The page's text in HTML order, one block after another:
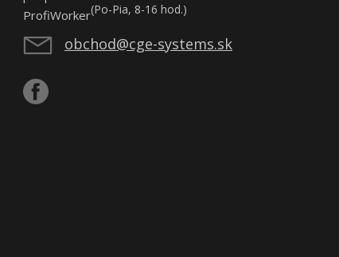
(Po-Pia, 8-16 hod.)
obchod@cge-systems.sk